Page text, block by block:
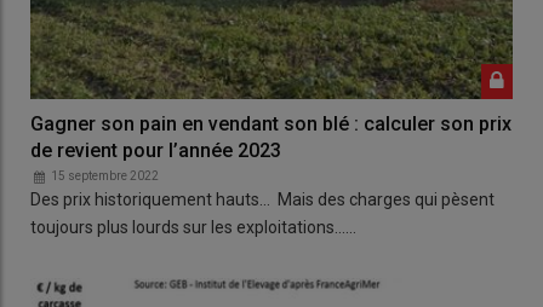
Gagner son pain en vendant son blé : calculer son prix
de revient pour l’année 2023
15 septembre 2022
Des prix historiquement hauts… Mais des charges qui pèsent
toujours plus lourds sur les exploitations……